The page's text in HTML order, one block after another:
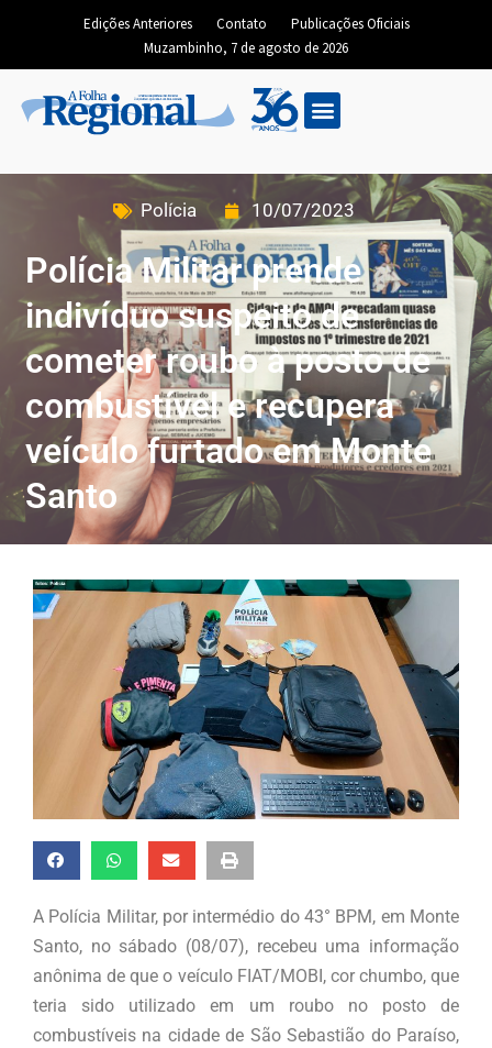
Edições Anteriores Contato
Publicações Oficiais
Muzambinho, 7 de agosto de 2026
Polícia 10/07/2023
Polícia Militar prende
indivíduo suspeito de
cometer roubo à posto de
combustível e recupera
veículo furtado em Monte
Santo
A Polícia Militar, por intermédio do 43° BPM, em Monte
Santo, no sábado (08/07), recebeu uma informação
anônima de que o veículo FIAT/MOBI, cor chumbo, que
teria sido utilizado em um roubo no posto de
combustíveis na cidade de São Sebastião do Paraíso,